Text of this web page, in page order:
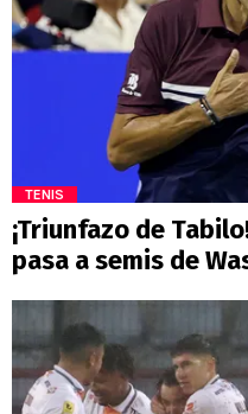
TENIS
¡Triunfazo de
pasa a semis de